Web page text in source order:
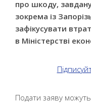
про шкоду,
зокрема із
зафікусувати
в Міністерстві
Подати заяву